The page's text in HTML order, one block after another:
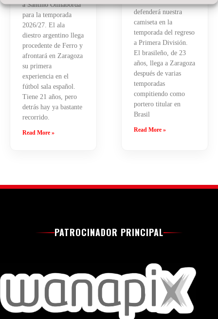
a Santino Oilhaborda
para la temporada
2026/27. El ala
diestro argentino llega
procedente de Ferro y
afrontará en Zaragoza
su primera
experiencia en el
fútbol sala español.
Tiene 21 años, pero
detrás hay ya bastante
recorrido.
Read More »
defenderá nuestra
camiseta en la
temporada del regreso
a Primera División.
El brasileño, de 23
años, llega a Zaragoza
después de varias
temporadas
compitiendo como
portero titular en
Brasil
Read More »
PATROCINADOR PRINCIPAL